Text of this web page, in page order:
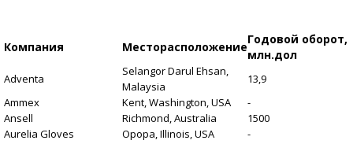
Компания Месторасположение
Годовой оборот,
млн.дол
Adventa
Selangor Darul Ehsan,
Malaysia
13,9
Ammex
Kent, Washington, USA
-
Ansell
Richmond, Australia
1500
Aurelia Gloves
Орора, Illinois, USA
-